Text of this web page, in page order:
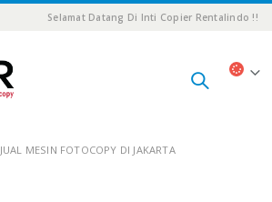
Selamat Datang Di Inti Copier Rentalindo !!
JUAL MESIN FOTOCOPY DI JAKARTA